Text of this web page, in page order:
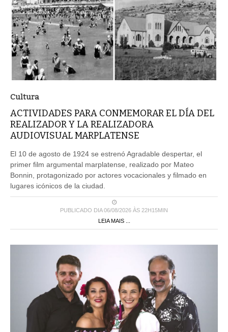
Cultura
ACTIVIDADES PARA CONMEMORAR EL DÍA DEL
REALIZADOR Y LA REALIZADORA
AUDIOVISUAL MARPLATENSE
El 10 de agosto de 1924 se estrenó Agradable despertar, el
primer film argumental marplatense, realizado por Mateo
Bonnin, protagonizado por actores vocacionales y filmado en
lugares icónicos de la ciudad.
PUBLICADO DIA 06/08/2026 ÀS 22H15MIN
LEIA MAIS ...